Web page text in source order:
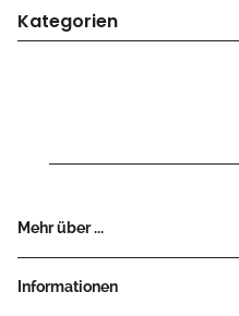
Kategorien
Mehr über ...
Informationen